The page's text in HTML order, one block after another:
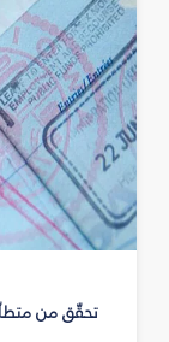
تحقّق من